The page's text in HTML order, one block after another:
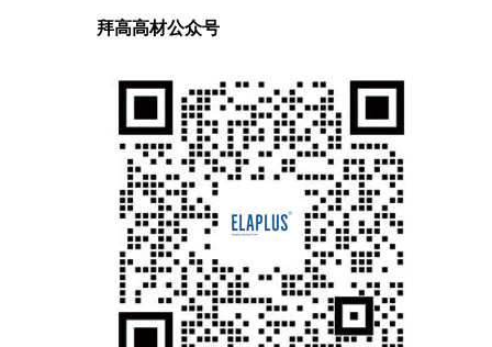
拜高高材公众号